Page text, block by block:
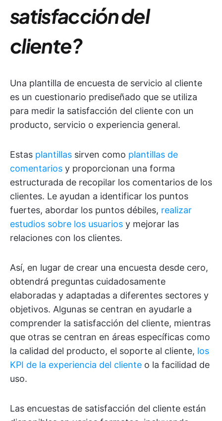
satisfacción del
cliente?
Una plantilla de encuesta de servicio al cliente
es un cuestionario prediseñado que se utiliza
para medir la satisfacción del cliente con un
producto, servicio o experiencia general.
Estas plantillas sirven como plantillas de
comentarios y proporcionan una forma
estructurada de recopilar los comentarios de los
clientes. Le ayudan a identificar los puntos
fuertes, abordar los puntos débiles, realizar
estudios sobre los usuarios y mejorar las
relaciones con los clientes.
Así, en lugar de crear una encuesta desde cero,
obtendrá preguntas cuidadosamente
elaboradas y adaptadas a diferentes sectores y
objetivos. Algunas se centran en ayudarle a
comprender la satisfacción del cliente, mientras
que otras se centran en áreas específicas como
la calidad del producto, el soporte al cliente, los
KPI de la experiencia del cliente o la facilidad de
uso.
Las encuestas de satisfacción del cliente están